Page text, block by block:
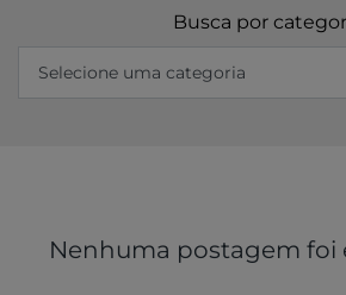
Busca por
Nenhuma postagem foi